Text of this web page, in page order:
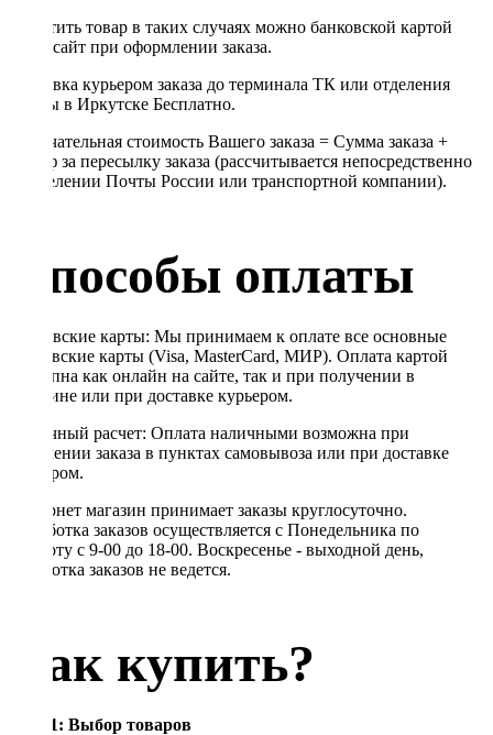
Оплатить товар в таких случаях можно банковской картой
через сайт при оформлении заказа.
Доставка курьером заказа до терминала ТК или отделения
Почты в Иркутске Бесплатно.
Окончательная стоимость Вашего заказа = Сумма заказа +
Тариф за пересылку заказа (рассчитывается непосредственно
в отделении Почты России или транспортной компании).
Способы оплаты
Банковские карты: Мы принимаем к оплате все основные
банковские карты (Visa, MasterCard, МИР). Оплата картой
доступна как онлайн на сайте, так и при получении в
магазине или при доставке курьером.
Наличный расчет: Оплата наличными возможна при
получении заказа в пунктах самовывоза или при доставке
курьером.
Интернет магазин принимает заказы круглосуточно.
Обработка заказов осуществляется с Понедельника по
Субботу с 9-00 до 18-00. Воскресенье - выходной день,
обработка заказов не ведется.
Как купить?
Шаг 1: Выбор товаров